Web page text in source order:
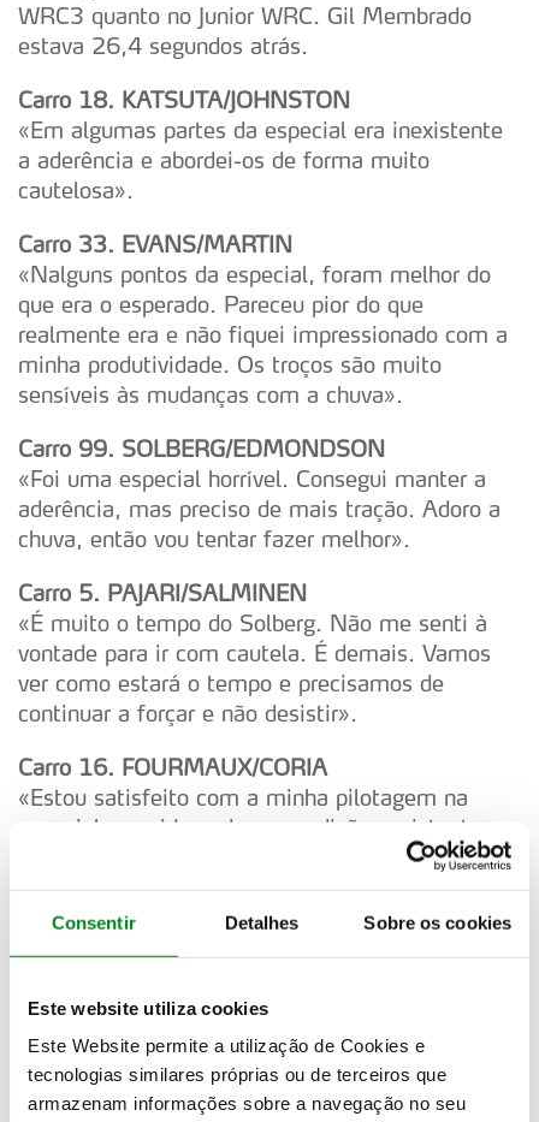
Consentir Detalhes Sobre os cookies
Este website utiliza cookies
Este Website permite a utilização de Cookies e
tecnologias similares próprias ou de terceiros que
armazenam informações sobre a navegação no seu
WRC3 quanto no Junior WRC. Gil Membrado
estava 26,4 segundos atrás.
Carro 18. KATSUTA/JOHNSTON
«Em algumas partes da especial era inexistente
a aderência e abordei-os de forma muito
cautelosa».
Carro 33. EVANS/MARTIN
«Nalguns pontos da especial, foram melhor do
que era o esperado. Pareceu pior do que
realmente era e não fiquei impressionado com a
minha produtividade. Os troços são muito
sensíveis às mudanças com a chuva».
Carro 99. SOLBERG/EDMONDSON
«Foi uma especial horrível. Consegui manter a
aderência, mas preciso de mais tração. Adoro a
chuva, então vou tentar fazer melhor».
Carro 5. PAJARI/SALMINEN
«É muito o tempo do Solberg. Não me senti à
vontade para ir com cautela. É demais. Vamos
ver como estará o tempo e precisamos de
continuar a forçar e não desistir».
Carro 16. FOURMAUX/CORIA
«Estou satisfeito com a minha pilotagem na
especial, considerando as condições existentes.
Em alguns pontos do troço havia muita aderência
e, noutros, o piso estava liso. Foi uma mistura de
piso seco, molhado, seco, molhado. Acho que à
Carro 1. OGIER/LANDAIS
aderência. Impressionante o Solberg. Para ser
honesto, não faço ideia de como é que foi